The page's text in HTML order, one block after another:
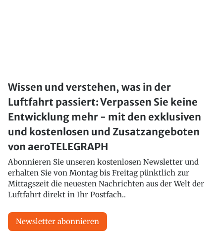
Wissen und verstehen, was in der
Luftfahrt passiert: Verpassen Sie keine
Entwicklung mehr - mit den exklusiven
und kostenlosen und Zusatzangeboten
von aeroTELEGRAPH
Abonnieren Sie unseren kostenlosen Newsletter und
erhalten Sie von Montag bis Freitag pünktlich zur
Mittagszeit die neuesten Nachrichten aus der Welt der
Luftfahrt direkt in Ihr Postfach..
Newsletter abonnieren